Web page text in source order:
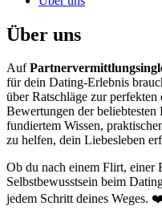
Über uns
Auf
für dein Dating-Erlebnis
über Ratschläge zur
Bewertungen der
fundiertem Wissen,
zu helfen, dein Liebesleben
Ob du nach einem Flirt, einer
Selbstbewusstsein beim
jedem Schritt deines Weges.